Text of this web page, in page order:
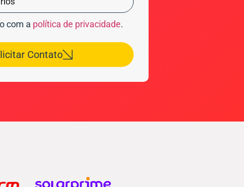
com a política de privacidade.
Contato